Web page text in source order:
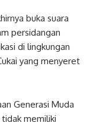
buka suara
persidangan
di lingkungan
yang menyeret
Generasi Muda
memiliki